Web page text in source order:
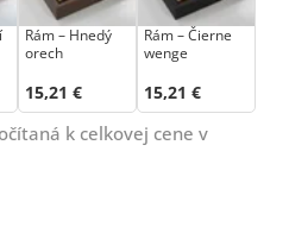
Rám – Hnedý
orech
15,21 €
Rám – Čierne
wenge
15,21 €
k celkovej cene v